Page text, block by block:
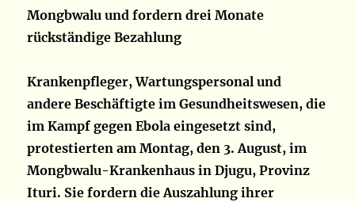
Mongbwalu und fordern drei Monate
rückständige Bezahlung
Krankenpfleger, Wartungspersonal und
andere Beschäftigte im Gesundheitswesen, die
im Kampf gegen Ebola eingesetzt sind,
protestierten am Montag, den 3. August, im
Mongbwalu-Krankenhaus in Djugu, Provinz
Ituri. Sie fordern die Auszahlung ihrer